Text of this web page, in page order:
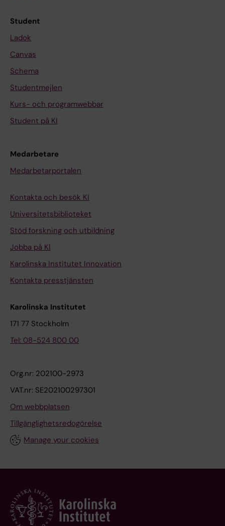
Student
Ladok
Canvas
Schema
Studentmejlen
Kurs- och programwebbar
Student på KI
Medarbetare
Medarbetarportalen
Kontakta och besök KI
Universitetsbiblioteket
Stöd forskning och utbildning
Jobba på KI
Karolinska Institutet Innovation
Kontakta presstjänsten
Karolinska Institutet
171 77 Stockholm
Tel: 08-524 800 00
Org.nr: 202100-2973
VAT.nr: SE202100297301
Om webbplatsen
Tillgänglighetsredogörelse
Manage your cookies